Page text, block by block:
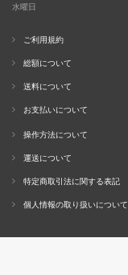
水曜日
ご利用規約
総額について
送料について
お支払いについて
操作方法について
運送について
特定商取引法に関する表記
個人情報の取り扱いについて